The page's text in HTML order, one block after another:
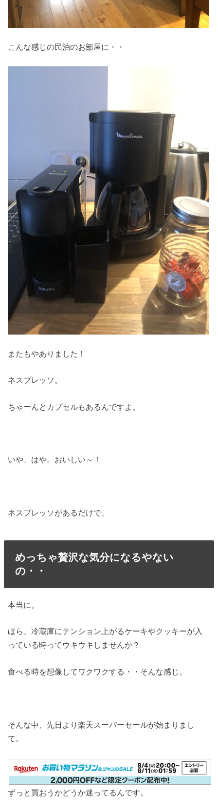
こんな感じの民泊のお部屋に・・
またもやありました！
ネスプレッソ。
ちゃーんとカプセルもあるんですよ。
いや、はや。おいしい～！
ネスプレッソがあるだけで、
めっちゃ贅沢な気分になるやない
の・・
本当に。
ほら、冷蔵庫にテンション上がるケーキやクッキーが入
っている時ってウキウキしませんか？
食べる時を想像してワクワクする・・そんな感じ。
そんな中、先日より楽天スーパーセールが始まりまし
て。
ずっと買おうかどうか迷ってるんです。